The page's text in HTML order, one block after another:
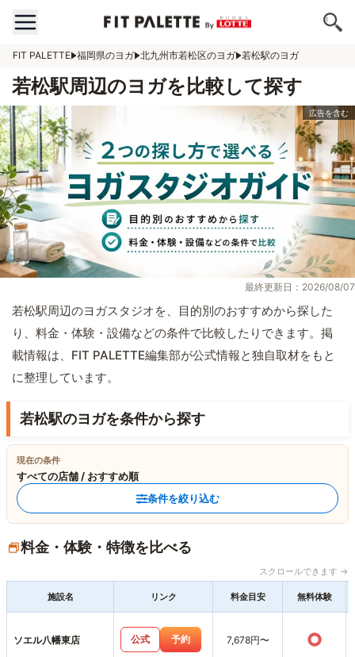
FIT PALETTE 福岡県のヨガ 北九州市若松区のヨガ 若松駅のヨガ
若松駅周辺のヨガを比較して探す
最終更新日：2026/08/07
若松駅周辺のヨガスタジオを、目的別のおすすめから探した
り、料金・体験・設備などの条件で比較したりできます。掲
載情報は、FIT PALETTE編集部が公式情報と独自取材をもと
に整理しています。
若松駅のヨガを条件から探す
現在の条件
すべての店舗 / おすすめ順
条件を絞り込む
料金・体験・特徴を比べる
スクロールできます →
施設名 リンク 料金目安 無料体験
ソエル八幡東店 公式 予約 7,678円〜 ○